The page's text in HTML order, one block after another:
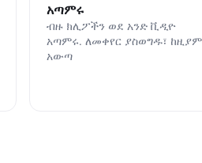
አጣምሩ
ብዙ ክሊፖችን ወደ አንድ ቪዲዮ
አጣምሩ. ለመቀየር ያስወግዱ፣ ከዚያም
አውጣ